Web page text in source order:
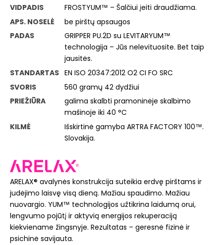
VIDPADIS
FROSTYUM™ – Šalčiui įeiti draudžiama.
APS. NOSELĖ
be pirštų apsaugos
PADAS
GRIPPER PU.2D su LEVITARYUM™
technologija – Jūs nelevituosite. Bet taip
jausitės.
STANDARTAS EN ISO 20347:2012 O2 CI FO SRC
SVORIS
560 gramų 42 dydžiui
PRIEŽIŪRA
galima skalbti pramoninėje skalbimo
mašinoje iki 40 °C
KILMĖ
Išskirtinė gamyba ARTRA FACTORY 100™.
Slovakija.
ARELAX® avalynės konstrukcija suteikia erdvę pirštams ir
judėjimo laisvę visą dieną. Mažiau spaudimo. Mažiau
nuovargio. YUM™ technologijos užtikrina laidumą orui,
lengvumo pojūtį ir aktyvią energijos rekuperaciją
kiekviename žingsnyje. Rezultatas – geresnė fizinė ir
psichinė savijauta.